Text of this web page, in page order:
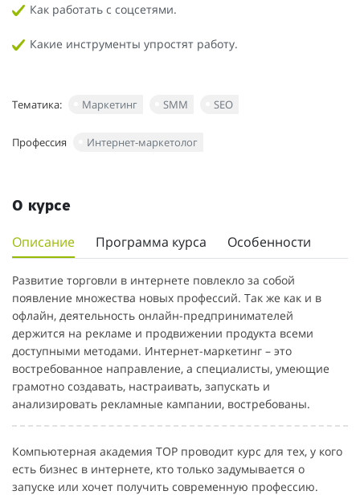
Как работать с соцсетями.
Какие инструменты упростят работу.
Тематика: Маркетинг SMM SEO
Профессия Интернет-маркетолог
О курсе
Описание Программа курса Особенности
Развитие торговли в интернете повлекло за собой
появление множества новых профессий. Так же как и в
офлайн, деятельность онлайн-предпринимателей
держится на рекламе и продвижении продукта всеми
доступными методами. Интернет-маркетинг – это
востребованное направление, а специалисты, умеющие
грамотно создавать, настраивать, запускать и
анализировать рекламные кампании, востребованы.
Компьютерная академия TOP проводит курс для тех, у кого
есть бизнес в интернете, кто только задумывается о
запуске или хочет получить современную профессию.